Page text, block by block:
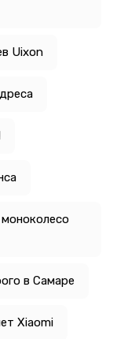
Uixon
в Самаре
Xiaomi